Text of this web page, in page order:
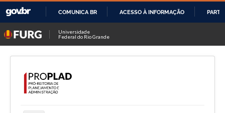
O
CONTEÚDO
COMUNICA BR ACESSO À INFORMAÇÃO
Universidade
Federal do Rio Grande